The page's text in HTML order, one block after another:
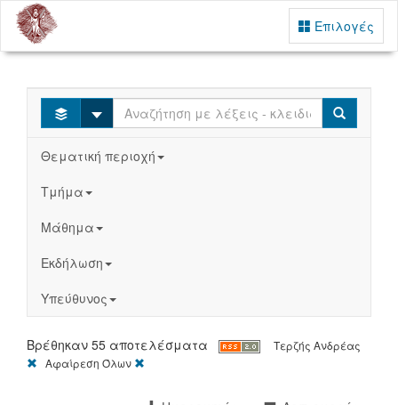
Επιλογές
Select Search
Θεματική περιοχή
Τμήμα
Μάθημα
Εκδήλωση
Υπεύθυνος
Βρέθηκαν 55 αποτελέσματα
Τερζής Ανδρέας
[X]Αφαίρεση Όλων